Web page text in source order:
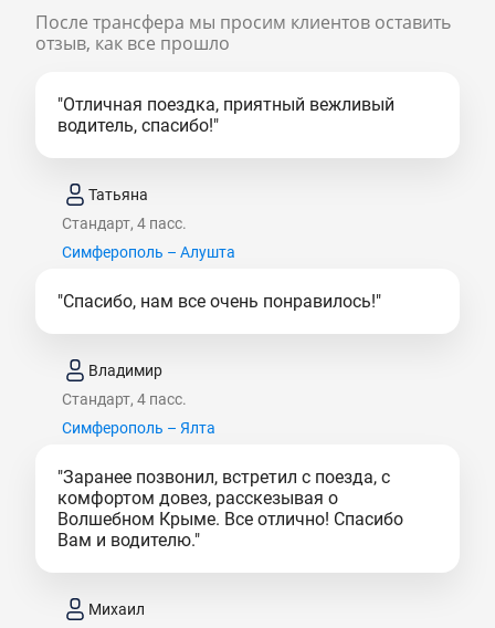
После трансфера мы просим клиентов оставить
отзыв, как все прошло
"Отличная поездка, приятный вежливый
водитель, спасибо!"
Татьяна
Стандарт, 4 пасс.
Симферополь – Алушта
"Спасибо, нам все очень понравилось!"
Владимир
Стандарт, 4 пасс.
Симферополь – Ялта
"Заранее позвонил, встретил с поезда, с
комфортом довез, расскезывая о
Волшебном Крыме. Все отлично! Спасибо
Вам и водителю."
Михаил